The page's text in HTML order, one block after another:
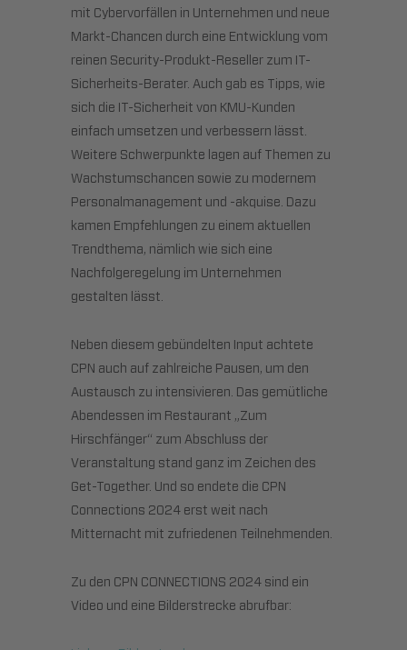
mit Cybervorfällen in Unternehmen und neue
Markt-Chancen durch eine Entwicklung vom
reinen Security-Produkt-Reseller zum IT-
Sicherheits-Berater. Auch gab es Tipps, wie
sich die IT-Sicherheit von KMU-Kunden
einfach umsetzen und verbessern lässt.
Weitere Schwerpunkte lagen auf Themen zu
Wachstumschancen sowie zu modernem
Personalmanagement und -akquise. Dazu
kamen Empfehlungen zu einem aktuellen
Trendthema, nämlich wie sich eine
Nachfolgeregelung im Unternehmen
gestalten lässt.
Neben diesem gebündelten Input achtete
CPN auch auf zahlreiche Pausen, um den
Austausch zu intensivieren. Das gemütliche
Abendessen im Restaurant „Zum
Hirschfänger“ zum Abschluss der
Veranstaltung stand ganz im Zeichen des
Get-Together. Und so endete die CPN
Connections 2024 erst weit nach
Mitternacht mit zufriedenen Teilnehmenden.
Zu den CPN CONNECTIONS 2024 sind ein
Video und eine Bilderstrecke abrufbar: